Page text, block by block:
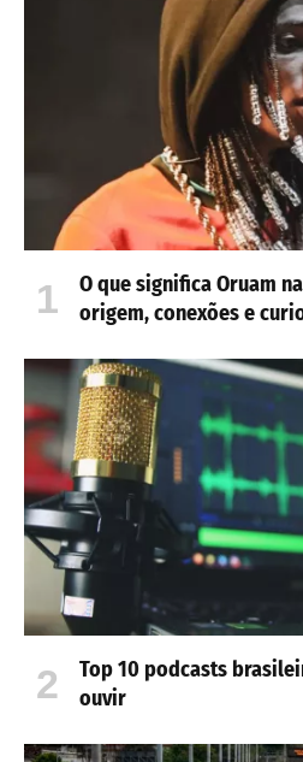
O que significa Oruam
origem, conexões e
Top 10 podcasts
ouvir